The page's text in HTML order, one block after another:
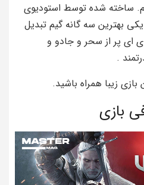
ساخته شده توسط استودیوی
بهترین سه گانه گیم تبدیل
ای پر از سحر و جادو و
.
بازی زیبا همراه باشید.
بازی